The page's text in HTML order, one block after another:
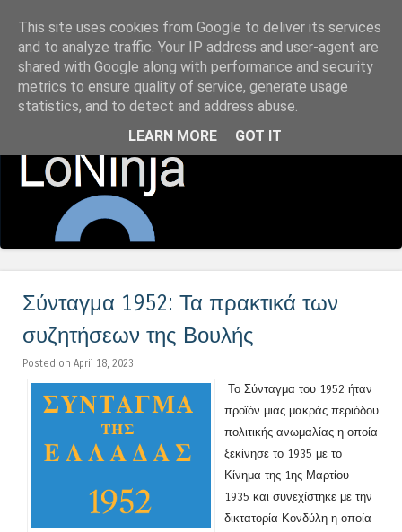
LoNinja.gr
Menu
Σύνταγμα 1952: Τα πρακτικά των
συζητήσεων της Βουλής
Posted on April 18, 2023
Το Σύνταγμα του 1952 ήταν
προϊόν μιας μακράς περιόδου
πολιτικής ανωμαλίας η οποία
ξεκίνησε το 1935 με το
Κίνημα της 1ης Μαρτίου
1935 και συνεχίστηκε με την
δικτατορία Κονδύλη η οποία
This site uses cookies from Google to deliver its services
and to analyze traffic. Your IP address and user-agent are
shared with Google along with performance and security
metrics to ensure quality of service, generate usage
statistics, and to detect and address abuse.
LEARN MORE
GOT IT